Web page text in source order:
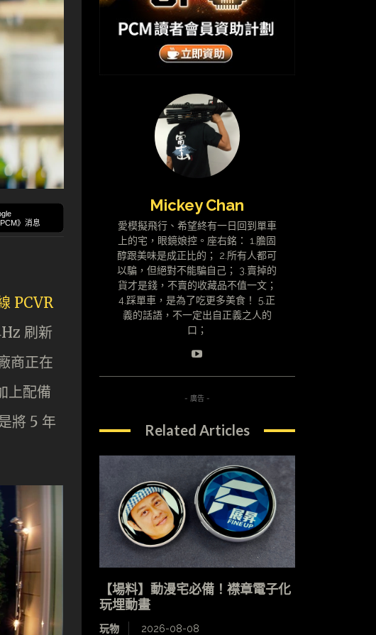
》消息
PCVR
刷新
商正在
上配備
將 5 年
Mickey Chan
愛模擬飛行、希望終有一日回到單車
上的宅，眼鏡娘控。座右銘： 1.膽固
醇跟美味是成正比的； 2.所有人都可
以騙，但絕對不能騙自己； 3.賣掉的
貨才是錢，不賣的收藏品不值一文；
4.踩單車，是為了吃更多美食！ 5.正
義的話語，不一定出自正義之人的
口；
- 廣告 -
Related Articles
【場料】動漫宅必備！襟章電子化
玩埋動畫
玩物 2026-08-08